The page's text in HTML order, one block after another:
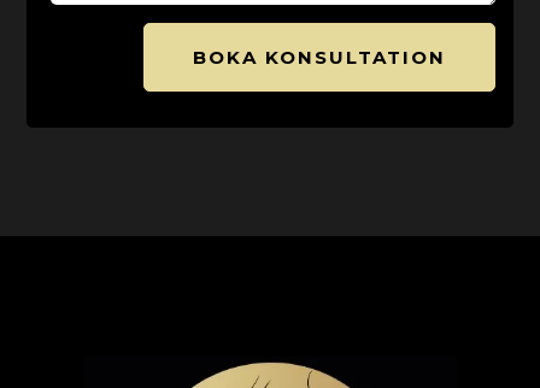
BOKA KONSULTATION